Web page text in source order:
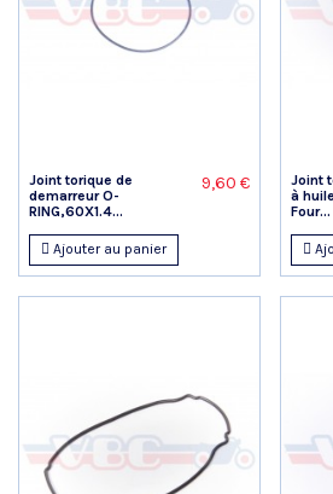
Joint torique de
demarreur O-
RING,60X1.4...
9,60 €
Ajouter au panier
Joint
à
Four...